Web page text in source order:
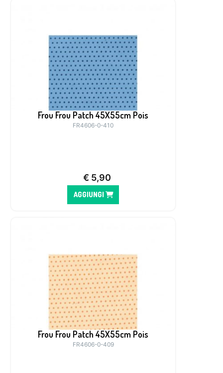
Frou Frou Patch 45X55cm Pois
FR4606-0-410
€ 5,90
AGGIUNGI
Frou Frou Patch 45X55cm Pois
FR4606-0-409